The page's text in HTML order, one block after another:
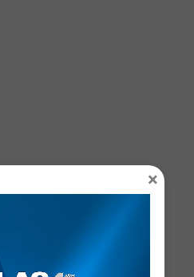
nosotros
×